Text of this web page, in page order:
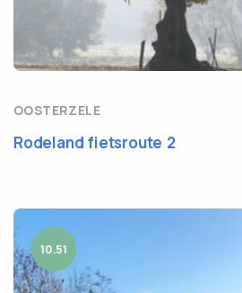
OOSTERZELE
Rodeland fietsroute 2
10.51